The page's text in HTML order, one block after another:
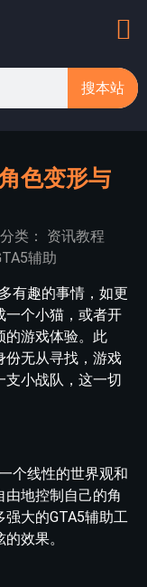
搜本站
色变形与
分类：
资讯教程
辅助
有趣的事情，如更
一个小猫，或者开
的游戏体验。此
份无从寻找，游戏
支小战队，这一切
个线性的世界观和
地控制自己的角
大的GTA5辅助工
效果。